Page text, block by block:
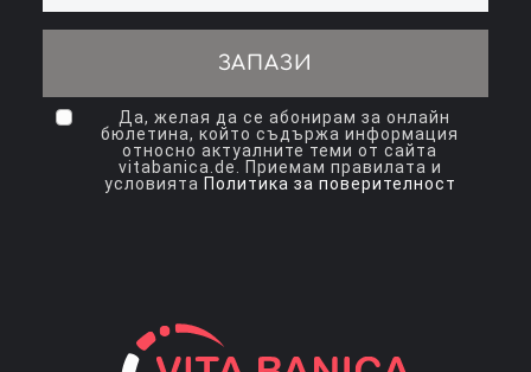
ЗАПАЗИ
Да, желая да се абонирам за онлайн
бюлетина, който съдържа информация
относно актуалните теми от сайта
vitabanica.de. Приемам правилата и
условията Политика за поверителност